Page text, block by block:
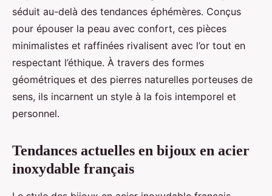
Elsa• 27 octobre 2025•6 min de lecture
séduit au-delà des tendances éphémères. Conçus
pour épouser la peau avec confort, ces pièces
minimalistes et raffinées rivalisent avec l’or tout en
respectant l’éthique. À travers des formes
géométriques et des pierres naturelles porteuses de
sens, ils incarnent un style à la fois intemporel et
personnel.
Tendances actuelles en bijoux en acier
inoxydable français